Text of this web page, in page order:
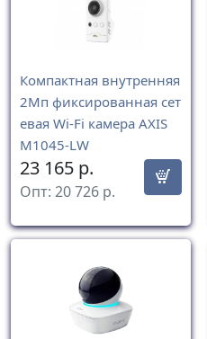
Компактная внутренняя
2Мп фиксированная сет
евая Wi-Fi камера AXIS
M1045-LW
23 165 р.
Опт: 20 726 р.